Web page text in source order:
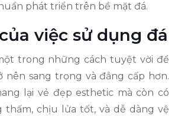
phát triển trên bề mặt đá.
việc sử dụng đá
trong những cách tuyệt vời để
nên sang trọng và đẳng cấp hơn.
lại vẻ đẹp esthetic mà còn có
thấm, chịu lửa tốt, và dễ dàng vệ